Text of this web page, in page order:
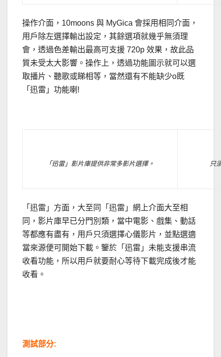
操作介面，10moons 與 MyGica 會採用相同介面，
用戶除左選擇輸出設定，其餘選項就幾乎無須理
會，透過色差輸出最高可支援 720p 效果，故此品
質未受太大影響。操作上，透過功能圖示就可以選
取播片、聽歌或睇相等，當然還有不能缺少o既
「迅雷」功能喇!
「迅雷」影片庫提供非常多影片選擇。 只
「迅雷」方面，大至同「迅雷」網上介面大至相
同，影片庫早已分門別類，當中電影、戲集、動話
等都應有盡有，用戶只須選擇心儀影片，並點選適
當來源便可開始下載。鑒於「迅雷」未能支援串流
收看功能，所以用戶就要耐心等待下載完成後才能
收看。
測試部分: